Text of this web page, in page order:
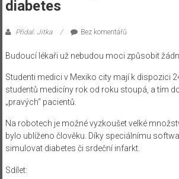
diabetes
Přidal: Jitka Bez komentářů
Budoucí lékaři už nebudou moci způsobit
Studenti medici v Mexiko city mají k dispozici
studentů medicíny rok od roku stoupá, a tím
„pravých“ pacientů.
Na robotech je možné vyzkoušet velké
bylo ublíženo člověku. Díky speciálnímu
simulovat diabetes či srdeční infarkt.
Sdílet: